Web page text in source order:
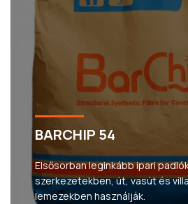
BARCHIP 54
Elsősorban leginkább ipari
szerkezetekben, út, vasút és
lemezekben használják.